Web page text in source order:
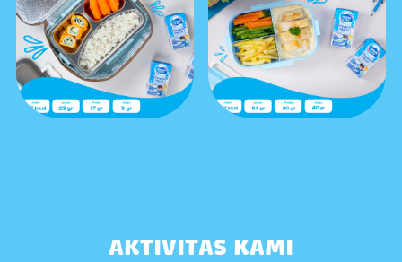
AKTIVITAS KAMI